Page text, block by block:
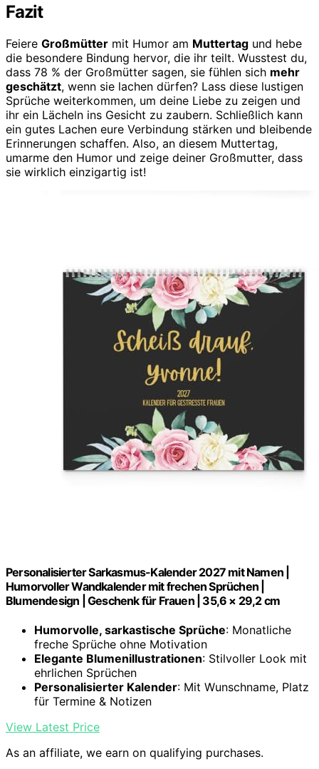
Fazit
Feiere Großmütter mit Humor am Muttertag und hebe
die besondere Bindung hervor, die ihr teilt. Wusstest du,
dass 78 % der Großmütter sagen, sie fühlen sich mehr
geschätzt, wenn sie lachen dürfen? Lass diese lustigen
Sprüche weiterkommen, um deine Liebe zu zeigen und
ihr ein Lächeln ins Gesicht zu zaubern. Schließlich kann
ein gutes Lachen eure Verbindung stärken und bleibende
Erinnerungen schaffen. Also, an diesem Muttertag,
umarme den Humor und zeige deiner Großmutter, dass
sie wirklich einzigartig ist!
Personalisierter Sarkasmus-Kalender 2027 mit Namen |
Humorvoller Wandkalender mit frechen Sprüchen |
Blumendesign | Geschenk für Frauen | 35,6 × 29,2 cm
Humorvolle, sarkastische Sprüche: Monatliche
freche Sprüche ohne Motivation
Elegante Blumenillustrationen: Stilvoller Look mit
ehrlichen Sprüchen
Personalisierter Kalender: Mit Wunschname, Platz
für Termine & Notizen
View Latest Price
As an affiliate, we earn on qualifying purchases.